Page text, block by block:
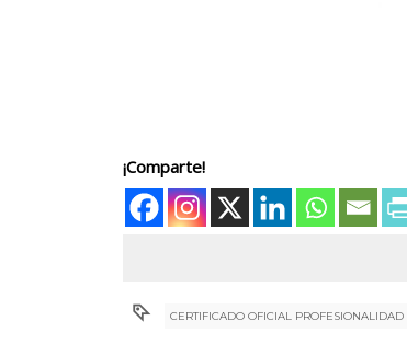
¡Comparte!
CERTIFICADO OFICIAL PROFESIONALIDAD